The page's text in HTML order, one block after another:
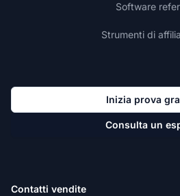
Software
Strumenti di
Inizia prova
Consulta un
Contatti vendite